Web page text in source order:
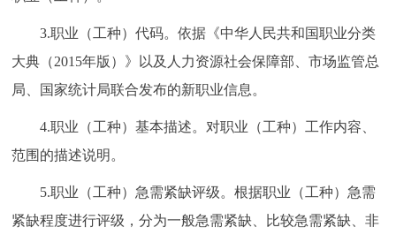
3.职业（工种）代码。依据《中华人民共和国职业分类
大典（2015年版）》以及人力资源社会保障部、市场监管总
局、国家统计局联合发布的新职业信息。
4.职业（工种）基本描述。对职业（工种）工作内容、
范围的描述说明。
5.职业（工种）急需紧缺评级。根据职业（工种）急需
紧缺程度进行评级，分为一般急需紧缺、比较急需紧缺、非